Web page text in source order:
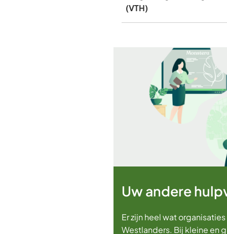
(VTH)
Uw andere
Er zijn heel wat
Westlanders. Bij kleine en